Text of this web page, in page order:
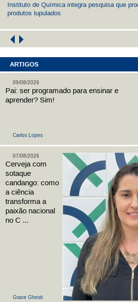
Instituto de Química integra pesquisa que
produtos lupulados
ARTIGOS
Carlos Lopes
09/08/2026
Pai: ser programado para ensinar e
aprender? Sim!
Grace Ghesti
07/08/2026
Cerveja com
sotaque
candango: como
a ciência
transforma a
paixão nacional
no C ...